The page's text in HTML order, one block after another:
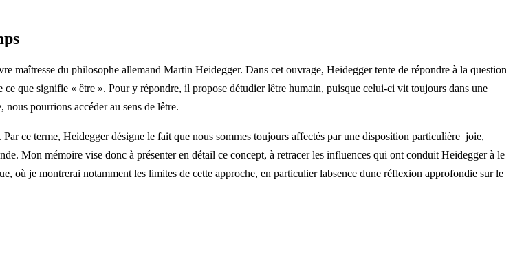
maîtresse du philosophe allemand Martin Heidegger. Dans cet ouvrage, Heidegger tente de répondre à la question
que signifie « être ». Pour y répondre, il propose détudier lêtre humain, puisque celui-ci vit toujours dans une
pourrions accéder au sens de lêtre.
ce terme, Heidegger désigne le fait que nous sommes toujours affectés par une disposition particulière  joie,
Mon mémoire vise donc à présenter en détail ce concept, à retracer les influences qui ont conduit Heidegger à le
où je montrerai notamment les limites de cette approche, en particulier labsence dune réflexion approfondie sur le